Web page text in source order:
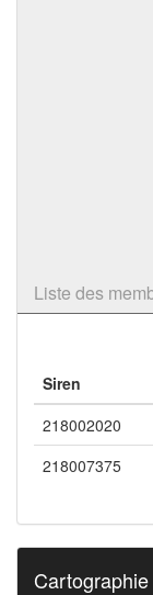
Liste des
Siren
218002020
218007375
Cartographie